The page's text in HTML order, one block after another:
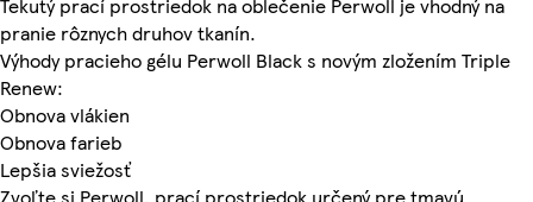
pranie rôznych druhov tkanín.
Výhody pracieho gélu Perwoll Black s novým zložením Triple
Renew:
Obnova vlákien
Obnova farieb
Lepšia sviežosť
Zvoľte si Perwoll, prací prostriedok určený pre tmavú